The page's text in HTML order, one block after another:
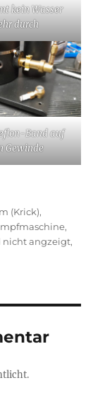
kein Wasser
durch
Band auf
Gewinde
(Krick),
,
nicht angzeigt,